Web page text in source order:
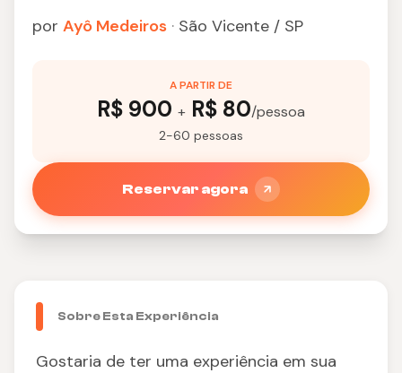
por Ayô Medeiros · São Vicente / SP
A PARTIR DE
R$ 900 + R$ 80/pessoa
2-60 pessoas
Reservar agora
Sobre Esta Experiência
Gostaria de ter uma experiência em sua